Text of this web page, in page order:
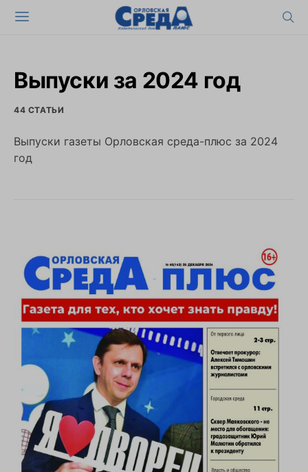
Выпуски за 2024 год
44 СТАТЬИ
Выпуски газеты Орловская среда-плюс за 2024
год